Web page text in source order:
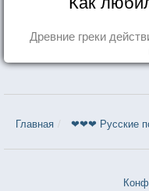
Древние греки
Главная ❤❤❤ Русские